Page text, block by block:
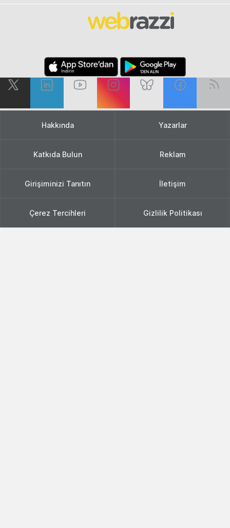
Hakkında Yazarlar
Katkıda Bulun Reklam
Girişiminizi Tanıtın İletişim
Çerez Tercihleri Gizlilik Politikası